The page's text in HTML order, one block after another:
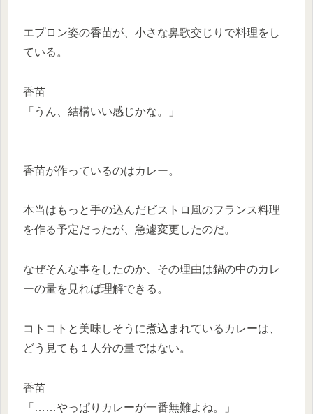
エプロン姿の香苗が、小さな鼻歌交じりで料理をし
ている。
香苗
「うん、結構いい感じかな。」
香苗が作っているのはカレー。
本当はもっと手の込んだビストロ風のフランス料理
を作る予定だったが、急遽変更したのだ。
なぜそんな事をしたのか、その理由は鍋の中のカレ
ーの量を見れば理解できる。
コトコトと美味しそうに煮込まれているカレーは、
どう見ても１人分の量ではない。
香苗
「……やっぱりカレーが一番無難よね。」